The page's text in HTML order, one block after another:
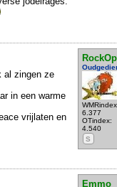
6.377
OTindex:
4.540
S
al zingen ze
in een warme
vrijlaten en
Emmo